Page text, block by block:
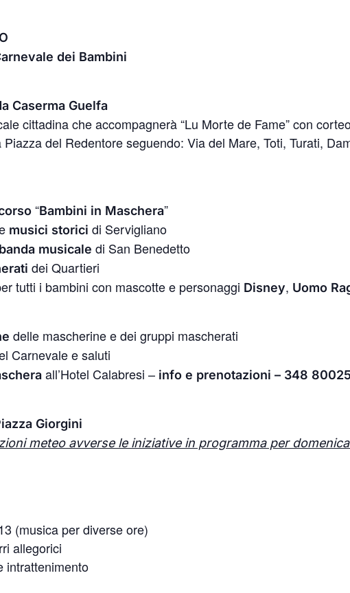
dei Bambini
Caserma Guelfa
cittadina che accompagnerà “Lu Morte de Fame” con
del Redentore seguendo: Via del Mare, Toti, Turati,
“Bambini in Maschera”
musici storici di Servigliano
banda musicale di San Benedetto
dei Quartieri
tutti i bambini con mascotte e personaggi Disney, Uomo
delle mascherine e dei gruppi mascherati
Carnevale e saluti
all’Hotel Calabresi – info e prenotazioni – 348
Giorgini
meteo avverse le iniziative in programma per
(musica per diverse ore)
allegorici
intrattenimento